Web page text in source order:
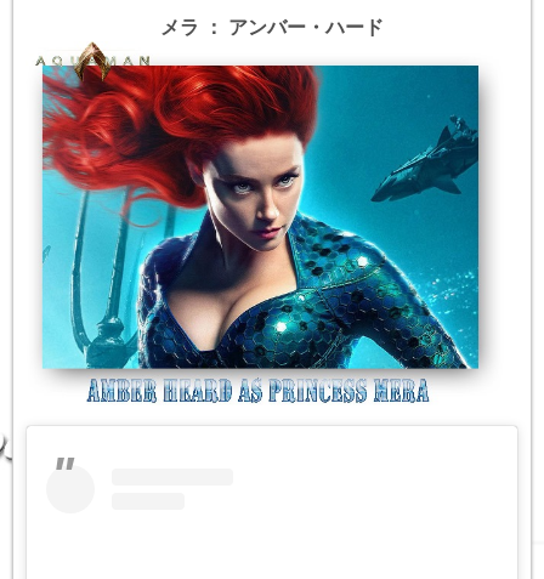
メラ ： アンバー・ハード